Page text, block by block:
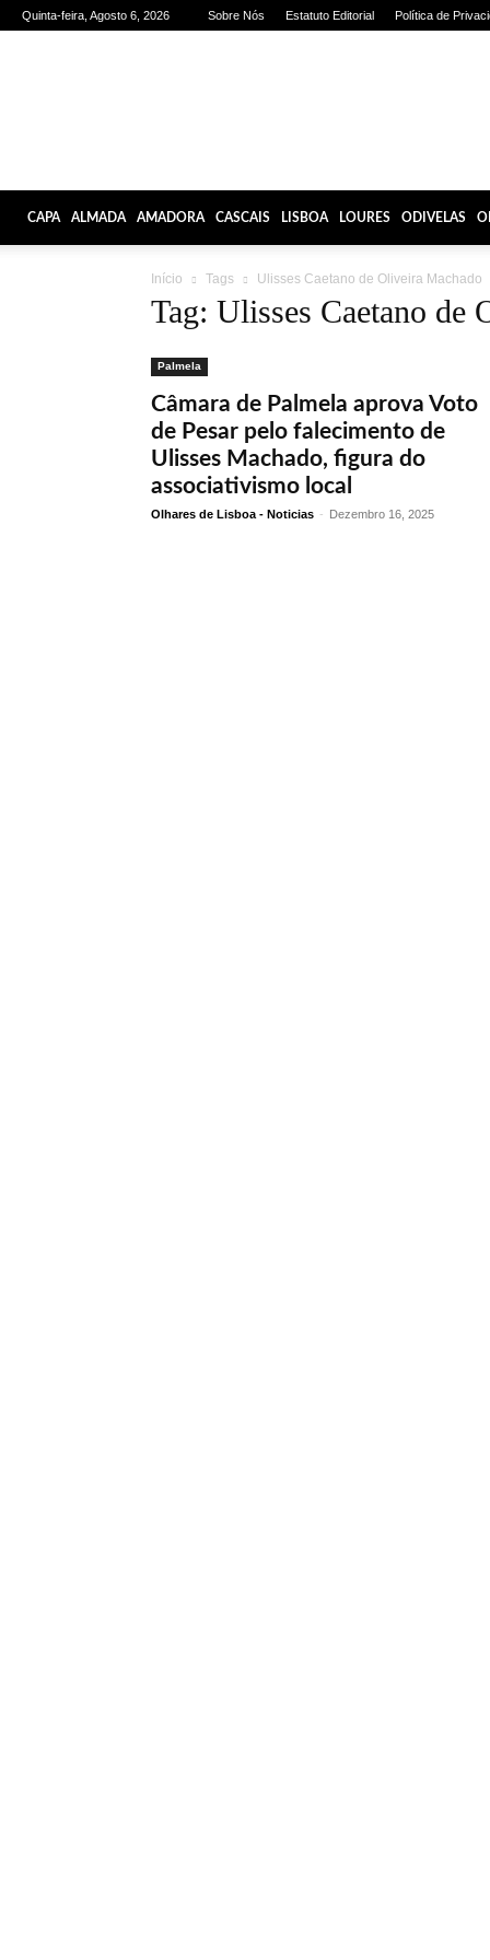
Quinta-feira, Agosto 6, 2026 Sobre Nós Estatuto Editorial Política de
CAPA ALMADA AMADORA CASCAIS LISBOA LOURES ODIVELAS
Início Tags Ulisses Caetano de Oliveira Machado
Tag: Ulisses Caetano de
Palmela
Câmara de Palmela aprova Voto
de Pesar pelo falecimento de
Ulisses Machado, figura do
associativismo local
Olhares de Lisboa - Noticias - Dezembro 16, 2025